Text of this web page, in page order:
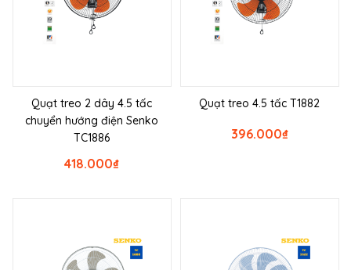
Quạt treo 2 dây 4.5 tấc
chuyển hướng điện Senko
TC1886
₫
418.000
Quạt treo 4.5 tấc T1882
₫
396.000